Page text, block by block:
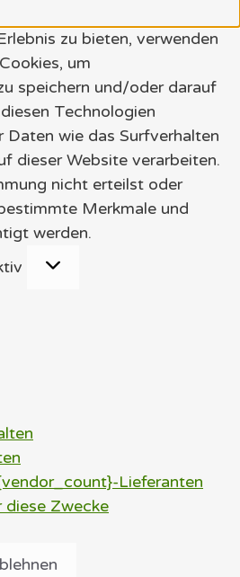
zu bieten, verwenden
um
speichern und/oder darauf
Technologien
Daten wie das Surfverhalten
dieser Website verarbeiten.
nicht erteilst oder
Merkmale und
werden.
Lieferanten
diese Zwecke